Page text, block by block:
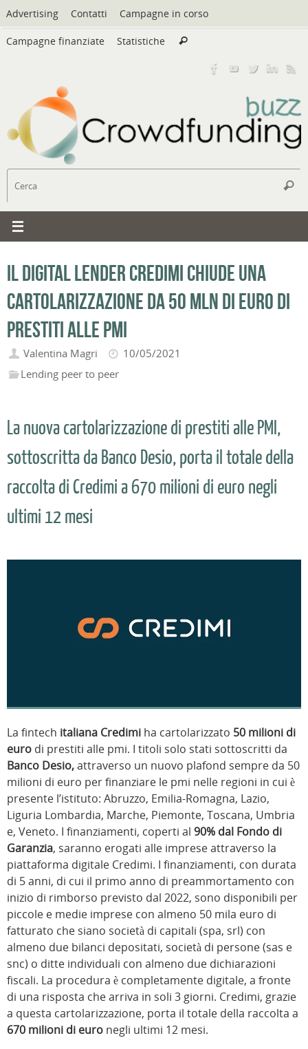
Vai
al
contenuto
Advertising Contatti Campagne in corso
Campagne finanziate Statistiche Cerca
Cerca
Il digital lender Credimi chiude una
cartolarizzazione da 50 mln di euro di
prestiti alle pmi
Valentina Magri
10/05/2021
Lending peer to peer
La nuova cartolarizzazione di prestiti alle PMI,
sottoscritta da Banco Desio, porta il totale della
raccolta di Credimi a 670 milioni di euro negli
ultimi 12 mesi
La fintech italiana Credimi ha cartolarizzato 50 milioni di
euro di prestiti alle pmi. I titoli solo stati sottoscritti da
Banco Desio,attraverso un nuovo plafond sempre da 50
milioni di euro per finanziare le pmi nelle regioni in cui è
presente l’istituto: Abruzzo, Emilia-Romagna, Lazio,
Liguria Lombardia, Marche, Piemonte, Toscana, Umbria
e, Veneto. I finanziamenti, coperti al 90% dal Fondo di
Garanzia, saranno erogati alle imprese attraverso la
piattaforma digitale Credimi. I finanziamenti, con durata
di 5 anni, di cui il primo anno di preammortamento con
inizio di rimborso previsto dal 2022, sono disponibili per
piccole e medie imprese con almeno 50 mila euro di
fatturato che siano società di capitali (spa, srl) con
almeno due bilanci depositati, società di persone (sas e
snc) o ditte individuali con almeno due dichiarazioni
fiscali. La procedura è completamente digitale, a fronte
di una risposta che arriva in soli 3 giorni. Credimi, grazie
a questa cartolarizzazione, porta il totale della raccolta a
670 milioni di euro negli ultimi 12 mesi.